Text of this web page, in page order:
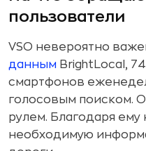
пользователи
VSO невероятно
данным BrightLocal,
смартфонов
голосовым поиском.
рулем. Благодаря ему
необходимую